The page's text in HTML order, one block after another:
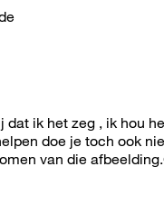
dat ik het zeg , ik hou
doe je toch ook
van die